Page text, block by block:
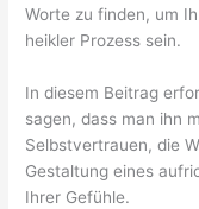
Worte zu finden, um
heikler Prozess sein.
In diesem Beitrag
sagen, dass man ihn
Selbstvertrauen, die
Gestaltung eines
Ihrer Gefühle.